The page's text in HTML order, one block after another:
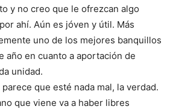
y no creo que le ofrezcan algo
ahí. Aún es jóven y útil. Más
uno de los mejores banquillos
año en cuanto a aportación de
unidad.
parece que esté nada mal, la verdad.
que viene va a haber libres